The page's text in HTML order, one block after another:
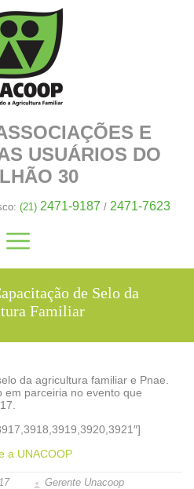
E
USUÁRIOS DO
30
(21) 2471-9187 / 2471-7623
de Selo da
Familiar
da agricultura familiar e Pnae.
em parceiria no evento que
a UNACOOP
Gerente Unacoop